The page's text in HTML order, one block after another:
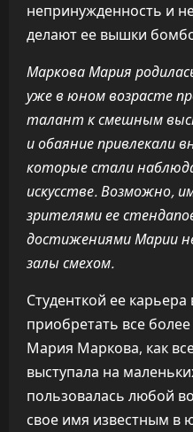
непринужденность и
делают ее вышки
Маркова Мария
уже в юном возрасте
талант к смешным
и обаяние привлекали
которые стали
искусстве. Возможно,
зрителями ее
достижениями Марии
залы смехом.
Студенткой ее
приобретать все
Мария Маркова, как
выступала на
пользовалась любой
свое имя известным в